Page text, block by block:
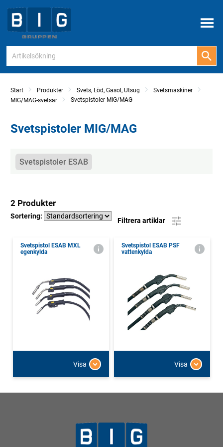
Meny
Start Produkter Svets, Löd, Gasol, Utsug
Svetsmaskiner
MIG/MAG-svetsar
Svetspistoler MIG/MAG
Svetspistoler MIG/MAG
Kategorier
Svetspistoler ESAB
2 Produkter
Sortering:
Filtrera artiklar
Svetspistol ESAB MXL
egenkylda
Visa
Svetspistol ESAB PSF
vattenkylda
Visa